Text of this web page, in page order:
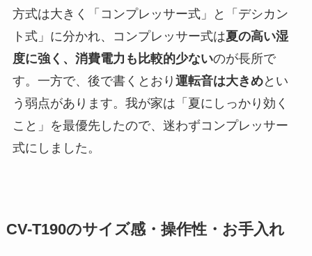
方式は大きく「コンプレッサー式」と「デシカン
ト式」に分かれ、コンプレッサー式は夏の高い湿
度に強く、消費電力も比較的少ないのが長所で
す。一方で、後で書くとおり 運転音は大きめとい
う弱点があります。我が家は「夏にしっかり効く
こと」を最優先したので、迷わずコンプレッサー
式にしました。
CV-T190のサイズ感・操作性・お手入れ